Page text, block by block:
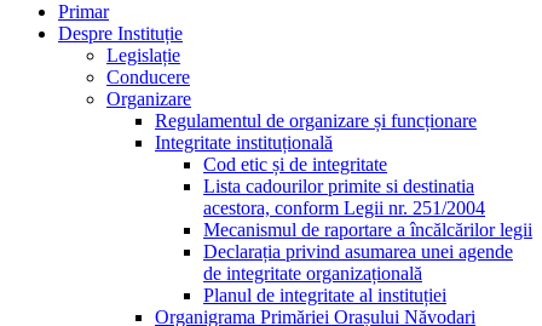
Primar
Despre Instituție
Legislație
Conducere
Organizare
Regulamentul de organizare și funcționare
Integritate instituțională
Cod etic și de integritate
Lista cadourilor primite si destinatia
acestora, conform Legii nr. 251/2004
Mecanismul de raportare a încălcărilor legii
Declarația privind asumarea unei agende
de integritate organizațională
Planul de integritate al instituției
Organigrama Primăriei Orașului Năvodari